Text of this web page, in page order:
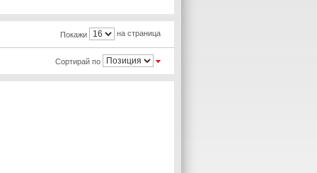
Покажи на страница
Сортирай по